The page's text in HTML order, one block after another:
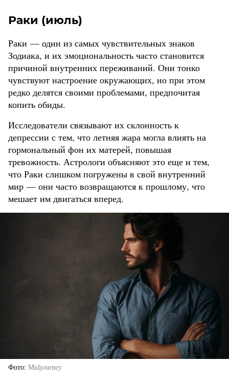
Раки (июль)
Раки — один из самых чувствительных знаков
Зодиака, и их эмоциональность часто становится
причиной внутренних переживаний. Они тонко
чувствуют настроение окружающих, но при этом
редко делятся своими проблемами, предпочитая
копить обиды.
Исследователи связывают их склонность к
депрессии с тем, что летняя жара могла влиять на
гормональный фон их матерей, повышая
тревожность. Астрологи объясняют это еще и тем,
что Раки слишком погружены в свой внутренний
мир — они часто возвращаются к прошлому, что
мешает им двигаться вперед.
Фото Midjourney